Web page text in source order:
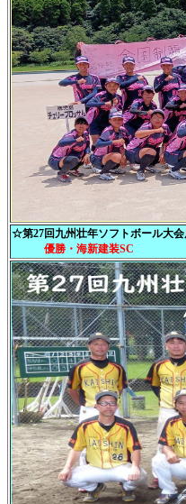
☆第27回九州壮年ソフトボール大
優勝・海新建装SC